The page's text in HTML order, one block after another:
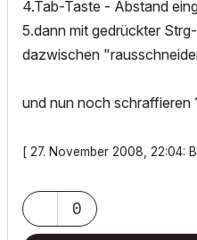
4.Tab-Taste - Abstand
5.dann mit gedrückter
dazwischen
und nun noch schraffieren
[ 27. November 2008, 22:04:
0